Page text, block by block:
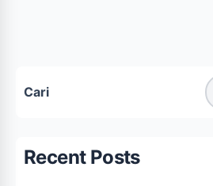
Cari
Recent Posts